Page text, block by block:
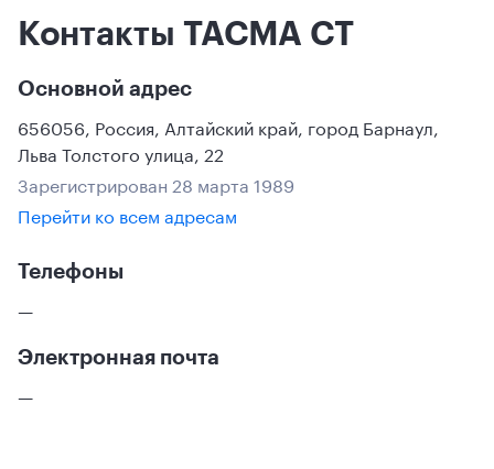
Контакты ТАСМА СТ
Основной адрес
656056, Россия, Алтайский край, город Барнаул,
Льва Толстого улица, 22
Зарегистрирован 28 марта 1989
Перейти ко всем адресам
Телефоны
—
Электронная почта
—